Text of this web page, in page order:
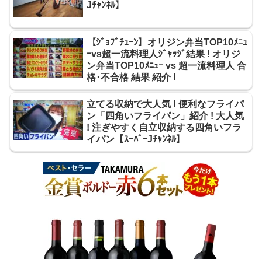
Jﾁｬﾝﾈﾙ】
【ｼﾞｮﾌﾞﾁｭｰﾝ】オリジン弁当TOP10ﾒﾆｭ
ｰvs超一流料理人ｼﾞｬｯｼﾞ結果 ! オリジ
ン弁当TOP10ﾒﾆｭｰ vs 超一流料理人 合
格･不合格 結果 紹介 !
立てる収納で大人気 ! 便利なフライパ
ン「四角いフライパン」紹介 ! 大人気
! 注ぎやすく自立収納する四角いフラ
イパン【ｽｰﾊﾟｰJﾁｬﾝﾈﾙ】